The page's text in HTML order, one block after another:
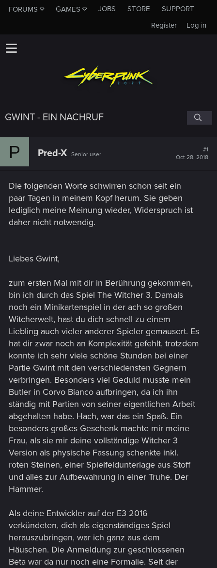
FORUMS GAMES JOBS STORE
SUPPORT
Log in
Register
GWINT - EIN NACHRUF
P Pred-X Senior user
#1
Oct 28, 2018
Die folgenden Worte schwirren schon seit ein
paar Tagen in meinem Kopf herum. Sie geben
lediglich meine Meinung wieder, Widerspruch ist
daher nicht notwendig.
Liebes Gwint,
zum ersten Mal mit dir in Berührung gekommen,
bin ich durch das Spiel The Witcher 3. Damals
noch ein Minikartenspiel in der ach so großen
Witcherwelt, hast du dich schnell zu einem
Liebling auch vieler anderer Spieler gemausert. Es
hat dir zwar noch an Komplexität gefehlt, trotzdem
konnte ich sehr viele schöne Stunden bei einer
Partie Gwint mit den verschiedensten Gegnern
verbringen. Besonders viel Geduld musste mein
Butler in Corvo Bianco aufbringen, da ich ihn
ständig mit Partien von seiner eigentlichen Arbeit
abgehalten habe. Hach, war das ein Spaß. Ein
besonders großes Geschenk machte mir meine
Frau, als sie mir deine vollständige Witcher 3
Version als physische Fassung schenkte inkl.
roten Steinen, einer Spielfeldunterlage aus Stoff
und alles zur Aufbewahrung in einer Truhe. Der
Hammer.
Als deine Entwickler auf der E3 2016
verkündeten, dich als eigenständiges Spiel
herauszubringen, war ich ganz aus dem
Häuschen. Die Anmeldung zur geschlossenen
Beta war da nur noch eine Formalie. Seit der